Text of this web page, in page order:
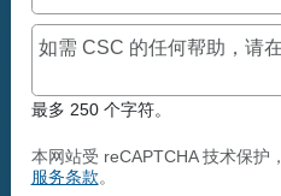
如需 CSC 的任何帮助，请
最多 250 个字符。
本网站受 reCAPTCHA 技术保护
服务条款。